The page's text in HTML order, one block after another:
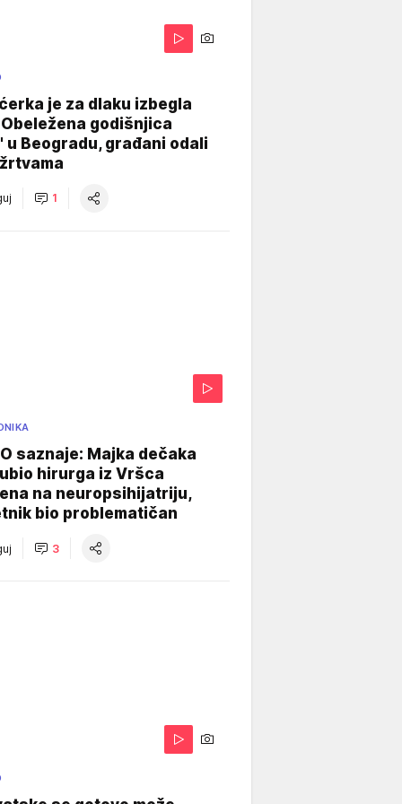
je za dlaku izbegla
godišnjica
u Beogradu, građani odali
1
saznaje: Majka dečaka
hirurga iz Vršca
na neuropsihijatriju,
bio problematičan
3